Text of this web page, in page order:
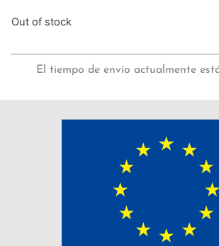
Out of stock
El tiempo de envío actualmente